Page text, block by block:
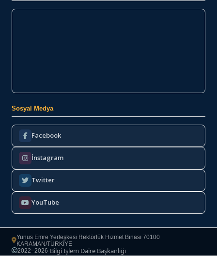
Sosyal Medya
Facebook
İnstagram
Twitter
YouTube
Yunus Emre Yerleşkesi Rektörlük Hizmet Binası 70100
KARAMAN/TÜRKİYE
Copyright
2022–2026·Bilgi İşlem Daire Başkanlığı